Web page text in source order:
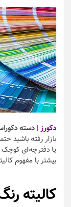
دکورز | دسته
بازار رفته باشید
یا دفترچه‌ای
بیشتر با مفهوم
کالیته